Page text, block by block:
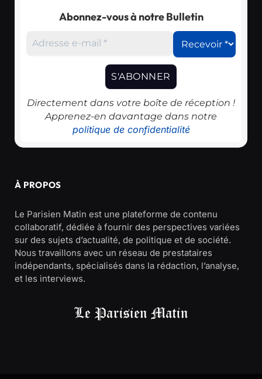
Abonnez-vous à notre Bulletin
Directement dans votre boîte de réception !
Apprenez-en davantage dans notre
politique de confidentialité
À PROPOS
Le Parisien Matin est une plateforme de contenu
collaboratif, dédiée à fournir des perspectives variées
sur des sujets d’actualité, de politique et de société.
Nous travaillons avec un réseau de prestataires
indépendants, spécialisés dans la rédaction, l’analyse,
et les interviews.